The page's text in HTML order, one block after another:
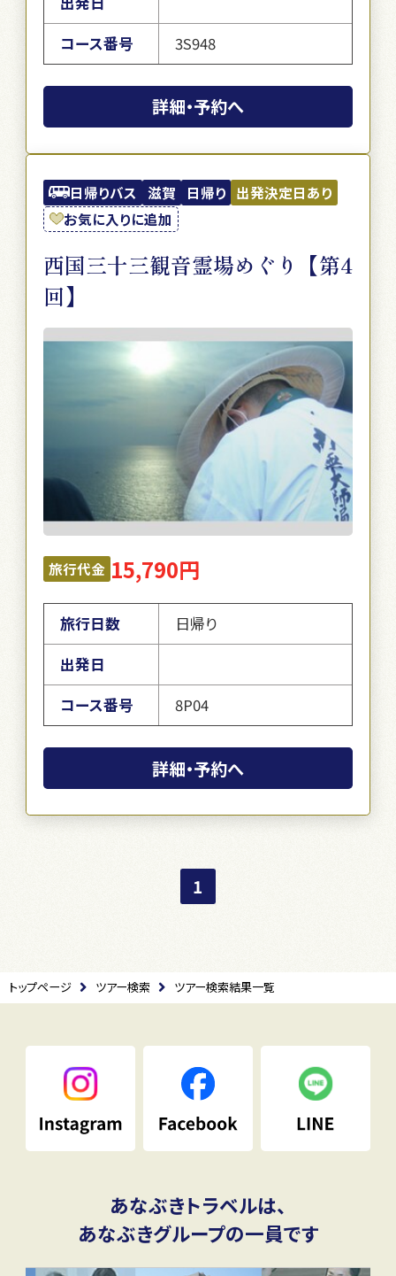
コース番号
3S948
詳細・予約へ
日帰りバス 滋賀 日帰り 出発決定日あり
お気に入りに追加
西国三十三観音霊場めぐり【第4
回】
旅行代金 15,790円
旅行日数
日帰り
出発日
コース番号
8P04
詳細・予約へ
1
トップページ ツアー検索 ツアー検索結果一覧
あなぶきトラベルは、
あなぶきグループの一員です